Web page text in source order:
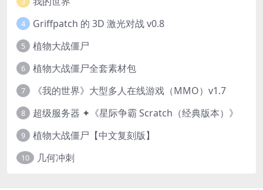
4 Griffpatch 的 3D 激光对战 v0.8
5 植物大战僵尸
6 植物大战僵尸全套素材包
7 《我的世界》大型多人在线游戏（MMO）v1.7
8 超级服务器 ✦《星际争霸 Scratch（经典版本）》
9 植物大战僵尸【中文复刻版】
10 几何冲刺